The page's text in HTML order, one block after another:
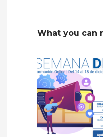
What you can